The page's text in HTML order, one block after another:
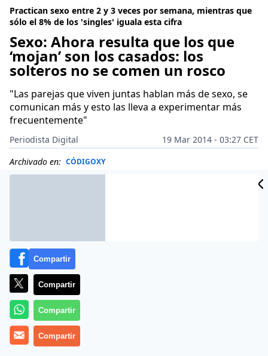
Practican sexo entre 2 y 3 veces por semana, mientras que
sólo el 8% de los 'singles' iguala esta cifra
Sexo: Ahora resulta que los que
‘mojan’ son los casados: los
solteros no se comen un rosco
"Las parejas que viven juntas hablan más de sexo, se
comunican más y esto las lleva a experimentar más
frecuentemente"
Periodista Digital
19 Mar 2014 - 03:27 CET
Archivado en: CÓDIGOXY
Compartir
Compartir
Compartir
Compartir